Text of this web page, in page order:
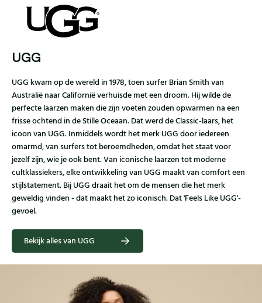
UGG
UGG kwam op de wereld in 1978, toen surfer Brian Smith van
Australië naar Californië verhuisde met een droom. Hij wilde de
perfecte laarzen maken die zijn voeten zouden opwarmen na een
frisse ochtend in de Stille Oceaan. Dat werd de Classic-laars, het
icoon van UGG. Inmiddels wordt het merk UGG door iedereen
omarmd, van surfers tot beroemdheden, omdat het staat voor
jezelf zijn, wie je ook bent. Van iconische laarzen tot moderne
cultklassiekers, elke ontwikkeling van UGG maakt van comfort een
stijlstatement. Bij UGG draait het om de mensen die het merk
geweldig vinden - dat maakt het zo iconisch. Dat 'Feels Like UGG'-
gevoel.
Bekijk alles van UGG